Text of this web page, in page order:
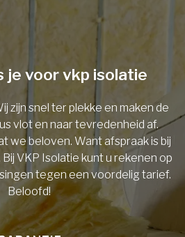
je voor vkp isolatie
zijn snel ter plekke en maken de
vlot en naar tevredenheid af.
we beloven. Want afspraak is bij
VKP Isolatie kunt u rekenen op
tegen een voordelig tarief.
Beloofd!